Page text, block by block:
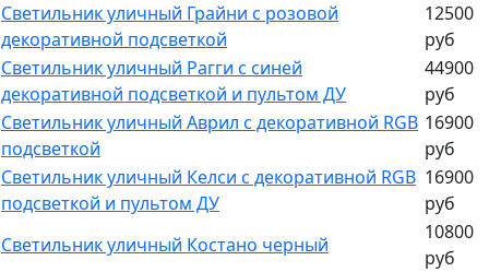
Светильник уличный Грайни с розовой
декоративной подсветкой
12500
руб
Светильник уличный Рагги с синей
декоративной подсветкой и пультом ДУ
44900
руб
Светильник уличный Аврил c декоративной RGB
подсветкой
16900
руб
Светильник уличный Келси c декоративной RGB
подсветкой и пультом ДУ
16900
руб
Светильник уличный Костано черный
10800
руб